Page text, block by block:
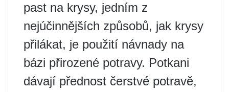
past na krysy, jedním z
nejúčinnějších způsobů, jak krysy
přilákat, je použití návnady na
bázi přirozené potravy. Potkani
dávají přednost čerstvé potravě,